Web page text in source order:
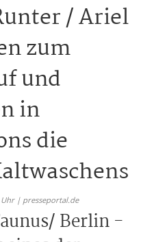
/ Ariel
zum
und
in
die
Uhr | presseportal.de
Berlin -